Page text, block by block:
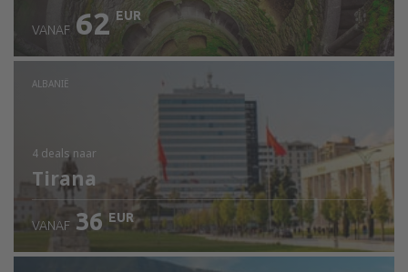
VANAF 62 EUR
ALBANIË
4 deals naar
Tirana
VANAF 36 EUR